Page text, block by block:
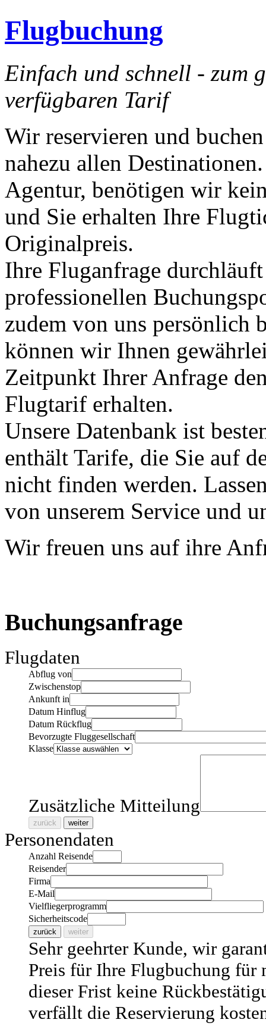
Flugbuchung
Einfach und schnell - zum
verfügbaren Tarif
Wir reservieren und
nahezu allen
Agentur, benötigen wir
und Sie erhalten Ihre
Originalpreis.
Ihre Fluganfrage
professionellen
zudem von uns persönlich
können wir Ihnen
Zeitpunkt Ihrer Anfrage
Flugtarif erhalten.
Unsere Datenbank ist
enthält Tarife, die Sie auf
nicht finden werden.
von unserem Service und
Wir freuen uns auf ihre
Buchungsanfrage
Flugdaten
Abflug von
Zwischenstop
Ankunft in
Datum Hinflug
Datum Rückflug
Bevorzugte Fluggesellschaft
Klasse
Zusätzliche Mitteilung
Personendaten
Anzahl Reisende
Reisender
Firma
E-Mail
Vielfliegerprogramm
Sicherheitscode
Sehr geehrter Kunde, wir
Preis für Ihre Flugbuchung für
dieser Frist keine
verfällt die Reservierung